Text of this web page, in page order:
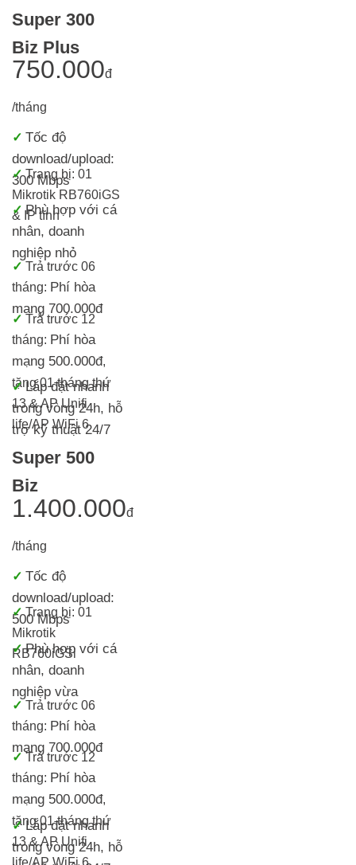
Super 300
Biz Plus
750.000đ
/tháng
✓ Tốc độ
download/upload:
300 Mbps
✓Trang bị: 01
Mikrotik RB760iGS
& IP tĩnh
✓Phù hợp với cá
nhân, doanh
nghiệp nhỏ
✓ Trả trước 06
tháng: Phí hòa
mạng 700.000đ
✓ Trả trước 12
tháng: Phí hòa
mạng 500.000đ,
tặng 01 tháng thứ
13 & AP Unifi
life/AP WiFi 6
✓Lắp đặt nhanh
trong vòng 24h, hỗ
trợ kỹ thuật 24/7
Super 500
Biz
1.400.000đ
/tháng
✓ Tốc độ
download/upload:
500 Mbps
✓Trang bị: 01
Mikrotik
RB760iGSi
✓Phù hợp với cá
nhân, doanh
nghiệp vừa
✓ Trả trước 06
tháng: Phí hòa
mạng 700.000đ
✓ Trả trước 12
tháng: Phí hòa
mạng 500.000đ,
tặng 01 tháng thứ
13 & AP Unifi
✓Lắp đặt nhanh
trong vòng 24h, hỗ